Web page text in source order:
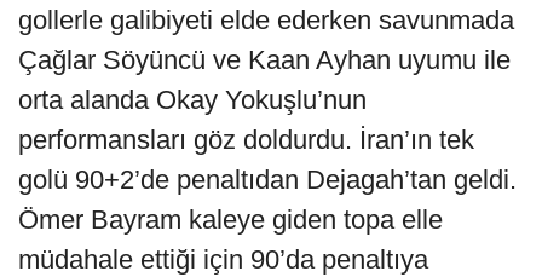
gollerle galibiyeti elde ederken savunmada
Çağlar Söyüncü ve Kaan Ayhan uyumu ile
orta alanda Okay Yokuşlu’nun
performansları göz doldurdu. İran’ın tek
golü 90+2’de penaltıdan Dejagah’tan geldi.
Ömer Bayram kaleye giden topa elle
müdahale ettiği için 90’da penaltıya